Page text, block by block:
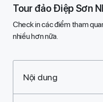
Tour đảo Điệp Sơn
Check in các điểm tham
nhiều hơn nữa​.​
Nội dung